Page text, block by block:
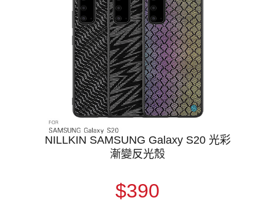
NILLKIN SAMSUNG Galaxy S20 光彩
漸變反光殼
$390